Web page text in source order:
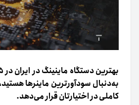
به‌دنبال سودآورترین ماینرها
کاملی در اختیارتان قرار می‌دهد.